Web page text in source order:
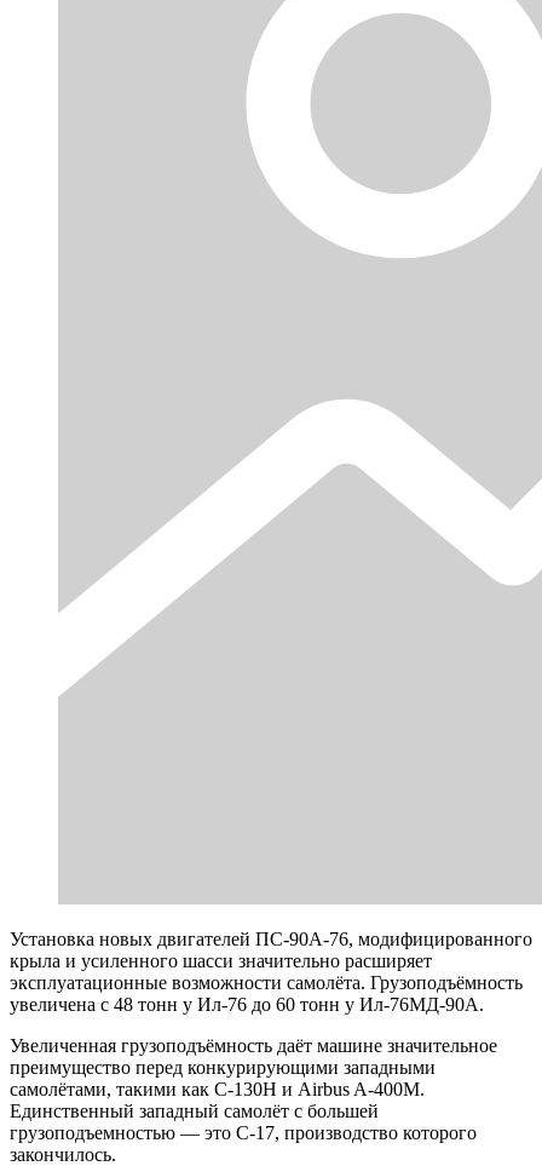
Установка новых двигателей ПС-90А-76, модифицированного
крыла и усиленного шасси значительно расширяет
эксплуатационные возможности самолёта. Грузоподъёмность
увеличена с 48 тонн у Ил-76 до 60 тонн у Ил-76МД-90А.
Увеличенная грузоподъёмность даёт машине значительное
преимущество перед конкурирующими западными
самолётами, такими как C-130H и Airbus A-400M.
Единственный западный самолёт с большей
грузоподъемностью — это С-17, производство которого
закончилось.